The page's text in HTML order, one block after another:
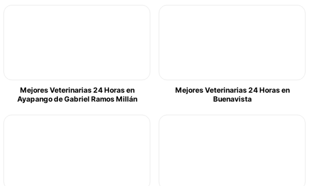
Mejores Veterinarias 24 Horas en
Ayapango de Gabriel Ramos Millán
Mejores Veterinarias 24 Horas en
Buenavista